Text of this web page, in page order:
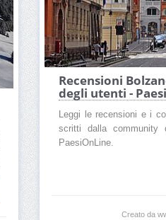
Recensioni
degli utenti -
Leggi le recensioni e i
scritti dalla community
PaesiOnLine.
Creato da